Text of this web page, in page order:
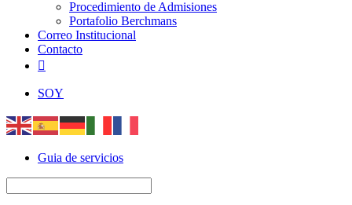
Procedimiento de Admisiones
Portafolio Berchmans
Correo Institucional
Contacto

SOY
Guia de servicios